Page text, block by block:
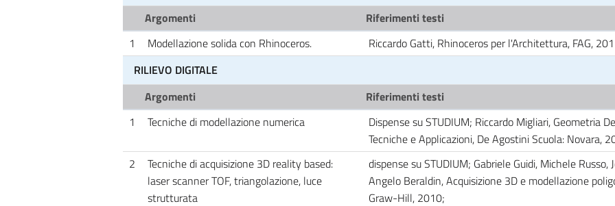
Argomenti
Riferimenti testi
1
Modellazione solida con Rhinoceros.
Riccardo Gatti, Rhinoceros per l'Architettura, FAG,
RILIEVO DIGITALE
Argomenti
Riferimenti testi
1
Tecniche di modellazione numerica
Dispense su STUDIUM; Riccardo Migliari, Geometria
Tecniche e Applicazioni, De Agostini Scuola: Novara,
2
Tecniche di acquisizione 3D reality based:
laser scanner TOF, triangolazione, luce
strutturata
dispense su STUDIUM; Gabriele Guidi, Michele Russo,
Angelo Beraldin, Acquisizione 3D e modellazione
Graw-Hill, 2010;